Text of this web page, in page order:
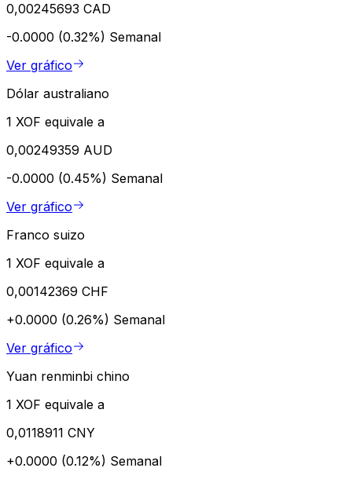
0,00245693 CAD
-0.0000 (0.32%) Semanal
Ver gráfico
Dólar australiano
1 XOF equivale a
0,00249359 AUD
-0.0000 (0.45%) Semanal
Ver gráfico
Franco suizo
1 XOF equivale a
0,00142369 CHF
+0.0000 (0.26%) Semanal
Ver gráfico
Yuan renminbi chino
1 XOF equivale a
0,0118911 CNY
+0.0000 (0.12%) Semanal